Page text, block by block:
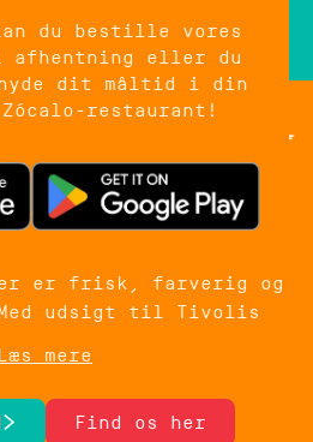
du bestille vores
afhentning eller du
dit måltid i din
restaurant!
Food Hall
København finder du
Hall. Her kan du
der er frisk, farverig og
udsigt til Tivolis
om du besøger
shopper i Indre By
et lækkert sted at
Læs mere
Find os her